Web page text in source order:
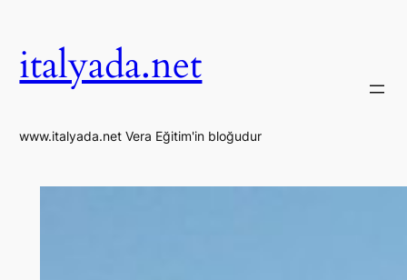
italyada.net
www.italyada.net Vera Eğitim'in bloğudur